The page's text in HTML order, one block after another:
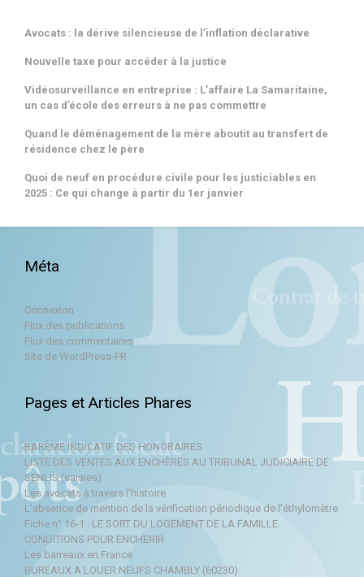
Avocats : la dérive silencieuse de l’inflation déclarative
Nouvelle taxe pour accéder à la justice
Vidéosurveillance en entreprise : L’affaire La Samaritaine,
un cas d’école des erreurs à ne pas commettre
Quand le déménagement de la mère aboutit au transfert de
résidence chez le père
Quoi de neuf en procédure civile pour les justiciables en
2025 : Ce qui change à partir du 1er janvier
Méta
Connexion
Flux des publications
Flux des commentaires
Site de WordPress-FR
Pages et Articles Phares
BARÈME INDICATIF DES HONORAIRES
LISTE DES VENTES AUX ENCHÈRES AU TRIBUNAL JUDICIAIRE DE
SENLIS (saisies)
Les avocats à travers l’histoire
L’absence de mention de la vérification périodique de l'éthylomètre
Fiche n° 16-1 : LE SORT DU LOGEMENT DE LA FAMILLE
CONDITIONS POUR ENCHERIR
Les barreaux en France
BUREAUX A LOUER NEUFS CHAMBLY (60230)